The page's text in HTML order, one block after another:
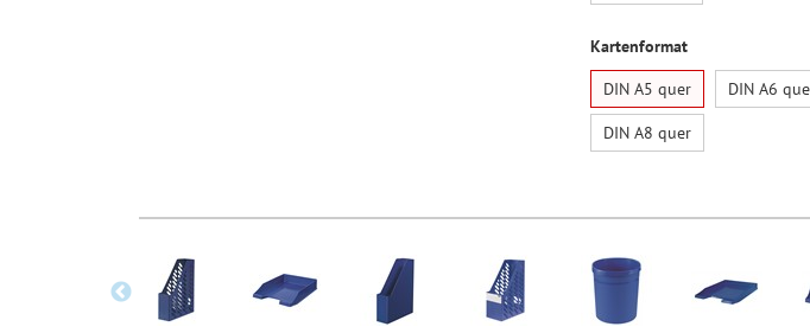
Kartenformat
DIN A5 quer
DIN A6
DIN A8 quer